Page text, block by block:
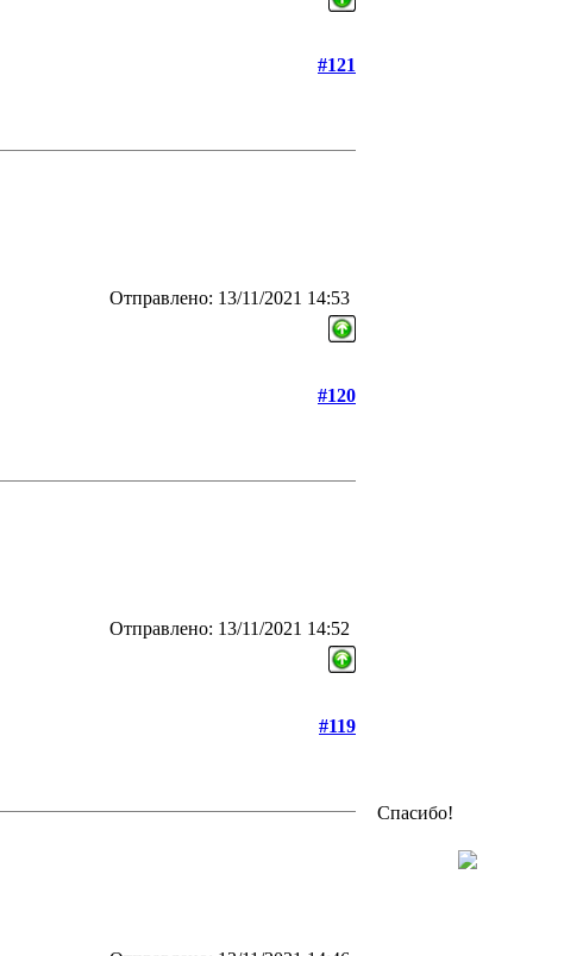
#121
Отправлено: 13/11/2021 14:53
#120
Отправлено: 13/11/2021 14:52
#119
Спасибо!